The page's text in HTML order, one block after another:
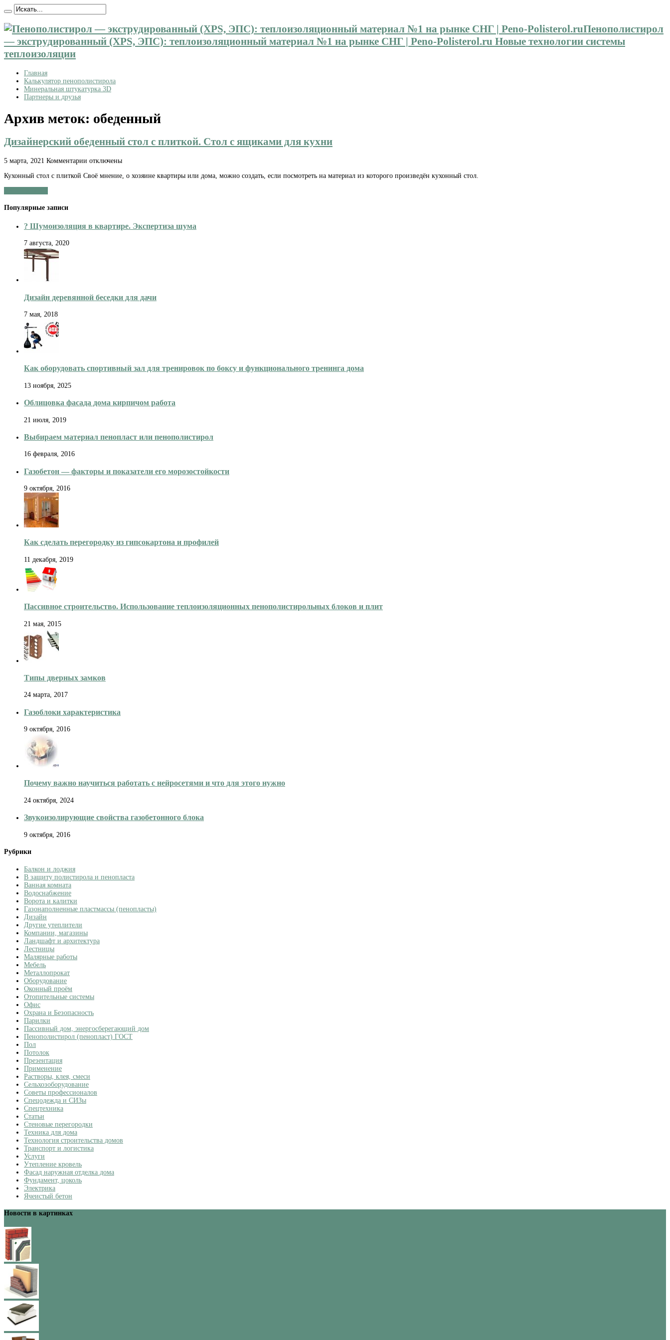
Пенополистирол
— экструдированный (XPS, ЭПС): теплоизоляционный материал №1 на рынке СНГ | Peno-Polisterol.ru Новые технологии системы
теплоизоляции
Главная
Калькулятор пенополистирола
Минеральная штукатурка 3D
Партнеры и друзья
Архив меток: обеденный
Дизайнерский обеденный стол с плиткой. Стол с ящиками для кухни
5 марта, 2021 Комментарии к
Дизайнерский
с
ящиками
отключены
Кухонный стол с плиткой Своё мнение, о хозяине квартиры или дома, можно создать, если посмотреть на материал из которого произведён кухонный стол.
Популярные записи
? Шумоизоляция в квартире. Экспертиза шума
7 августа, 2020
Дизайн деревянной беседки для дачи
7 мая, 2018
Как оборудовать спортивный зал для тренировок по боксу и функционального тренинга дома
13 ноября, 2025
Облицовка фасада дома кирпичом работа
21 июля, 2019
Выбираем материал пенопласт или пенополистирол
16 февраля, 2016
Газобетон — факторы и показатели его морозостойкости
9 октября, 2016
Как сделать перегородку из гипсокартона и профилей
11 декабря, 2019
Пассивное строительство. Использование теплоизоляционных пенополистирольных блоков и плит
21 мая, 2015
Типы дверных замков
24 марта, 2017
Газоблоки характеристика
9 октября, 2016
Почему важно научиться работать с нейросетями и что для этого нужно
24 октября, 2024
Звукоизолирующие свойства газобетонного блока
9 октября, 2016
Рубрики
Балкон и лоджия
В защиту полистирола и пенопласта
Ванная комната
Водоснабжение
Ворота и калитки
Газонаполненные пластмассы (пенопласты)
Дизайн
Другие утеплители
Компании, магазины
Ландшафт и архитектура
Лестницы
Малярные работы
Мебель
Металлопрокат
Оборудование
Оконный проём
Отопительные системы
Офис
Охрана и Безопасность
Парилки
Пассивный дом, энергосберегающий дом
Пенополистирол (пенопласт) ГОСТ
Пол
Потолок
Презентация
Применение
Растворы, клея, смеси
Сельхозоборудование
Советы профессионалов
Спецодежда и СИЗы
Спецтехника
Статьи
Стеновые перегородки
Техника для дома
Технология строительства домов
Транспорт и логистика
Услуги
Утепление кровель
Фасад наружная отделка дома
Фундамент, цоколь
Электрика
Ячеистый бетон
Новости в картинках